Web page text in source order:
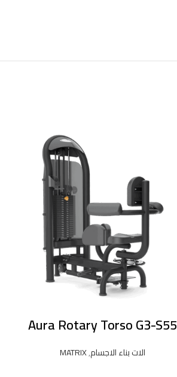
Aura Rotary Torso G3-S55
الات بناء الاجسام,
MATRIX